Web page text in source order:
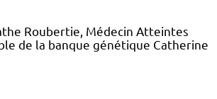
Roubertie, Médecin Atteintes
de la banque génétique Catherine